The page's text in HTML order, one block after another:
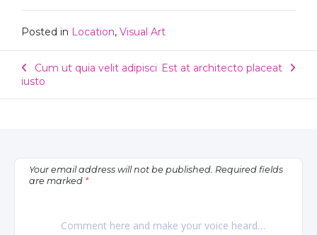
Posted in Location, Visual Art
Post
Cum ut quia velit adipisci
iusto
Est at architecto placeat
Your email address will not be published. Required fields
are marked *